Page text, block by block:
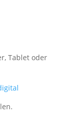
Tablet oder